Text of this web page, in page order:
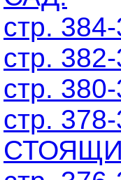
стр.
стр.
стр.
стр.